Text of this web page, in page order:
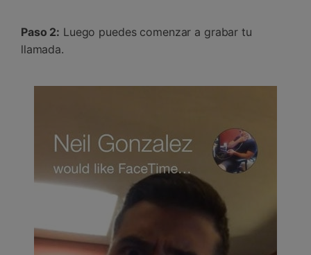
Paso 2: Luego puedes comenzar a grabar tu
llamada.